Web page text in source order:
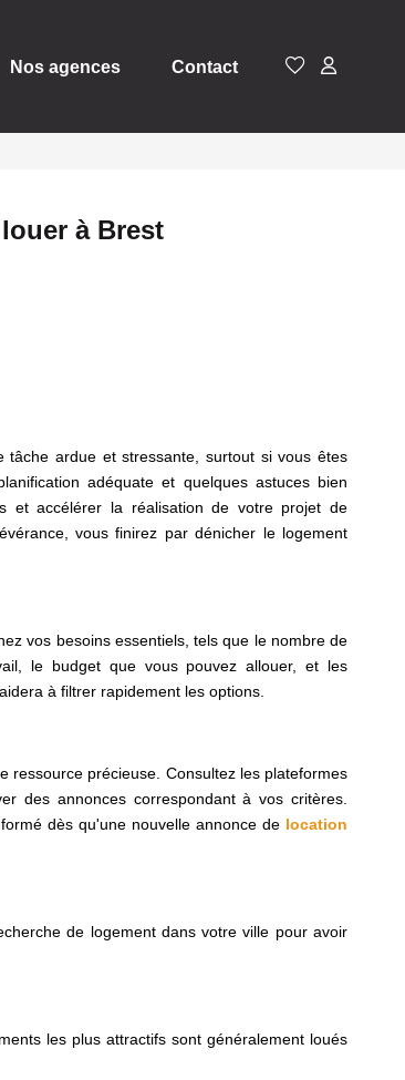
Nos agences Contact
à Brest
ardue et stressante, surtout si vous êtes
adéquate et quelques astuces bien
et accélérer la réalisation de votre projet de
vous finirez par dénicher le logement
vos besoins essentiels, tels que le nombre de
le budget que vous pouvez allouer, et les
à filtrer rapidement les options.
ressource précieuse. Consultez les plateformes
des annonces correspondant à vos critères.
dès qu'une nouvelle annonce de location
de logement dans votre ville pour avoir
les plus attractifs sont généralement loués